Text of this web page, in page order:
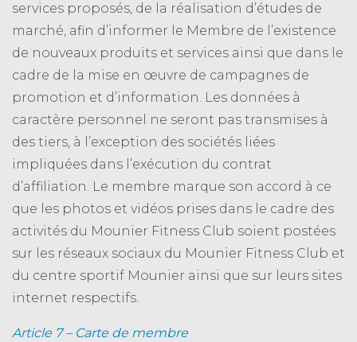
services proposés, de la réalisation d’études de
marché, afin d’informer le Membre de l’existence
de nouveaux produits et services ainsi que dans le
cadre de la mise en œuvre de campagnes de
promotion et d’information. Les données à
caractère personnel ne seront pas transmises à
des tiers, à l’exception des sociétés liées
impliquées dans l’exécution du contrat
d’affiliation. Le membre marque son accord à ce
que les photos et vidéos prises dans le cadre des
activités du Mounier Fitness Club soient postées
sur les réseaux sociaux du Mounier Fitness Club et
du centre sportif Mounier ainsi que sur leurs sites
internet respectifs.
Article 7 – Carte de membre